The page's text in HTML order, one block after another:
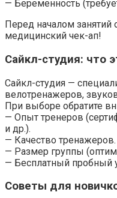
— Беременность
Перед началом занятий
медицинский чек-ап!
Сайкл-студия: что
Сайкл-студия —
велотренажеров,
При выборе обратите
— Опыт тренеров
и др.).
— Качество тренажеров.
— Размер группы
— Бесплатный пробный
Советы для